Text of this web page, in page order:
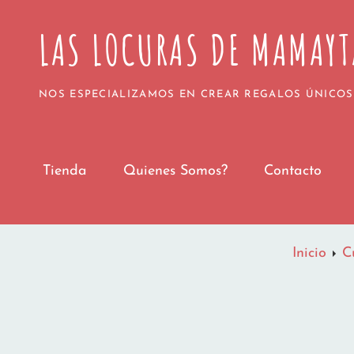
Todos los pedidos realizados a partir del
Agradecemos vuestra paciencia y
LAS LOCURAS DE
NOS ESPECIALIZAMOS EN CREAR REGALOS
Tienda Quienes Somos? Contacto
Inicio